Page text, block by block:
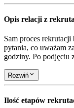
Opis relacji z
Sam proces
pytania, co uważam
godziny. Po podjęciu
Rozwiń
Ilość etapów